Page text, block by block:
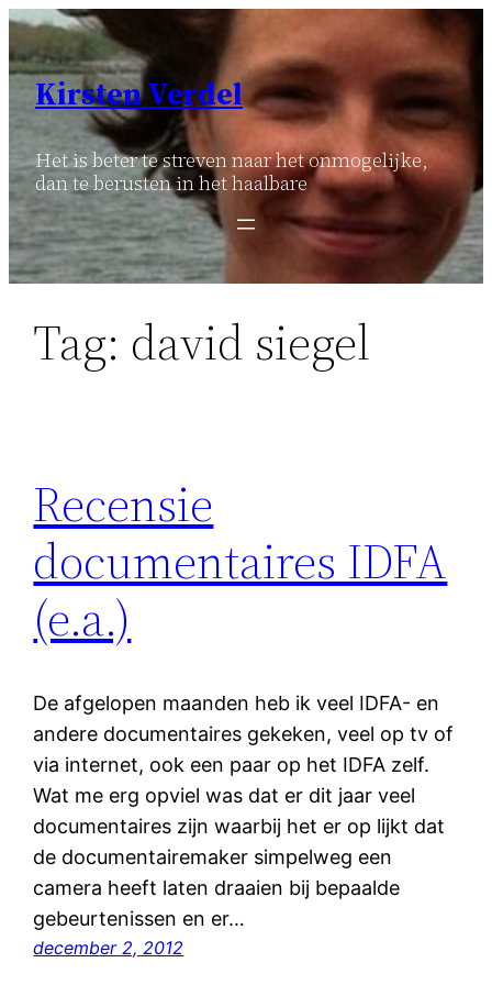
Ga
naar
inhoud
Kirsten Verdel
Het is beter te streven naar het onmogelijke,
dan te berusten in het haalbare
Tag: david siegel
Recensie
documentaires IDFA
(e.a.)
De afgelopen maanden heb ik veel IDFA- en
andere documentaires gekeken, veel op tv of
via internet, ook een paar op het IDFA zelf.
Wat me erg opviel was dat er dit jaar veel
documentaires zijn waarbij het er op lijkt dat
de documentairemaker simpelweg een
camera heeft laten draaien bij bepaalde
gebeurtenissen en er…
december 2, 2012